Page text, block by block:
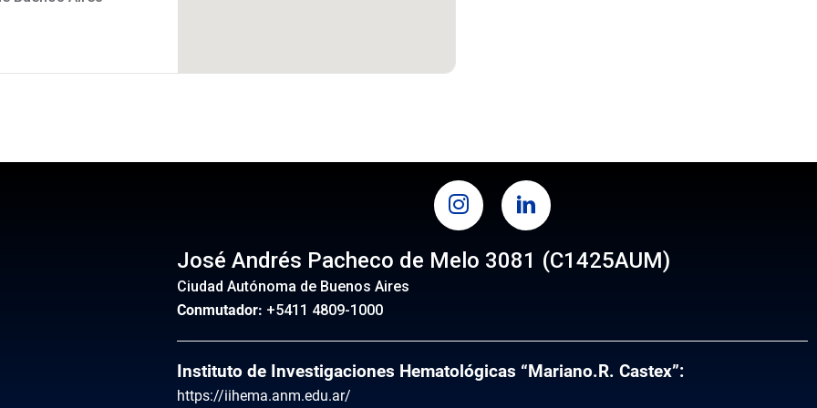
INSTAGRAM LINKEDIN
José Andrés Pacheco de Melo 3081 (C1425AUM)
Ciudad Autónoma de Buenos Aires
Conmutador: +5411 4809-1000
Instituto de Investigaciones Hematológicas “Mariano.R. Castex”:
https://iihema.anm.edu.ar/